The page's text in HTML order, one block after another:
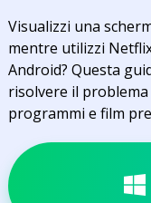
Visualizzi una
mentre utilizzi
Android? Questa
risolvere il
programmi e film